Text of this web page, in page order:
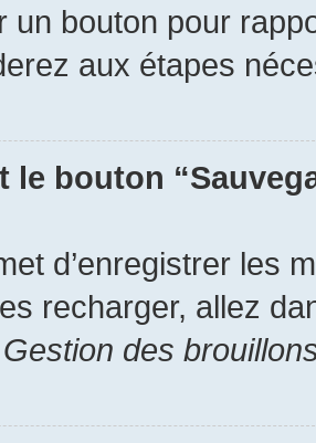
un bouton pour
aux étapes
le bouton
d’enregistrer les
recharger, allez
des